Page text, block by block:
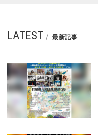
LATEST 最新記事